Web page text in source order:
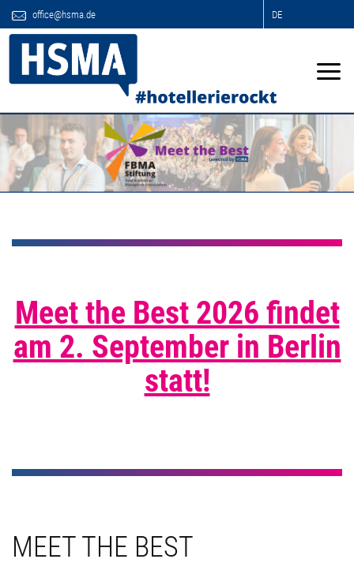
office@hsma.de DE
Meet the Best 2026 findet
am 2. September in Berlin
statt!
MEET THE BEST